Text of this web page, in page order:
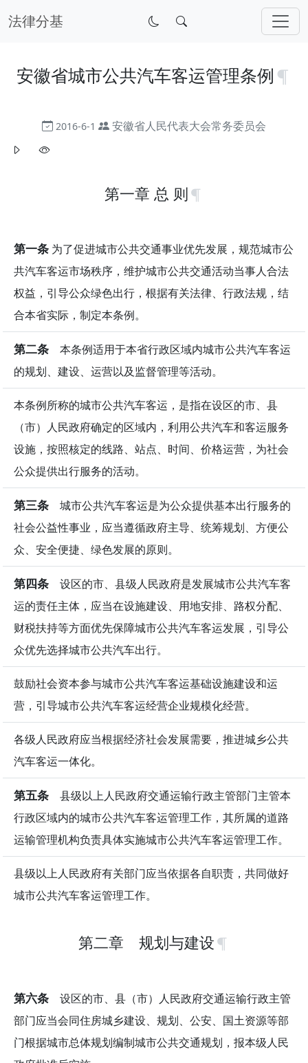
法律分基
安徽省城市公共汽车客运管理条例
2016-6-1 安徽省人民代表大会常务委员会
第一章 总 则
第一条 为了促进城市公共交通事业优先发展，规范城市公
共汽车客运市场秩序，维护城市公共交通活动当事人合法
权益，引导公众绿色出行，根据有关法律、行政法规，结
合本省实际，制定本条例。
第二条 本条例适用于本省行政区域内城市公共汽车客运
的规划、建设、运营以及监督管理等活动。
本条例所称的城市公共汽车客运，是指在设区的市、县
（市）人民政府确定的区域内，利用公共汽车和客运服务
设施，按照核定的线路、站点、时间、价格运营，为社会
公众提供出行服务的活动。
第三条 城市公共汽车客运是为公众提供基本出行服务的
社会公益性事业，应当遵循政府主导、统筹规划、方便公
众、安全便捷、绿色发展的原则。
第四条 设区的市、县级人民政府是发展城市公共汽车客
运的责任主体，应当在设施建设、用地安排、路权分配、
财税扶持等方面优先保障城市公共汽车客运发展，引导公
众优先选择城市公共汽车出行。
鼓励社会资本参与城市公共汽车客运基础设施建设和运
营，引导城市公共汽车客运经营企业规模化经营。
各级人民政府应当根据经济社会发展需要，推进城乡公共
汽车客运一体化。
第五条 县级以上人民政府交通运输行政主管部门主管本
行政区域内的城市公共汽车客运管理工作，其所属的道路
运输管理机构负责具体实施城市公共汽车客运管理工作。
县级以上人民政府有关部门应当依据各自职责，共同做好
城市公共汽车客运管理工作。
第二章 规划与建设
第六条 设区的市、县（市）人民政府交通运输行政主管
部门应当会同住房城乡建设、规划、公安、国土资源等部
门根据城市总体规划编制城市公共交通规划，报本级人民